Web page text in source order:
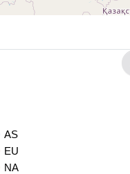
AS
EU
NA